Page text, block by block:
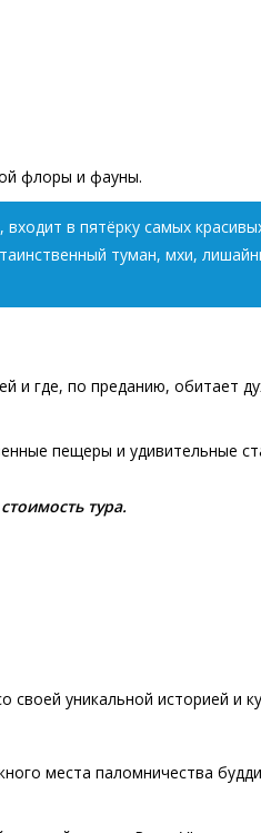
флоры и фауны.
в пятёрку самых
туман, мхи,
и где, по преданию, обитает
пещеры и удивительные
тура.
уникальной историей и
места паломничества